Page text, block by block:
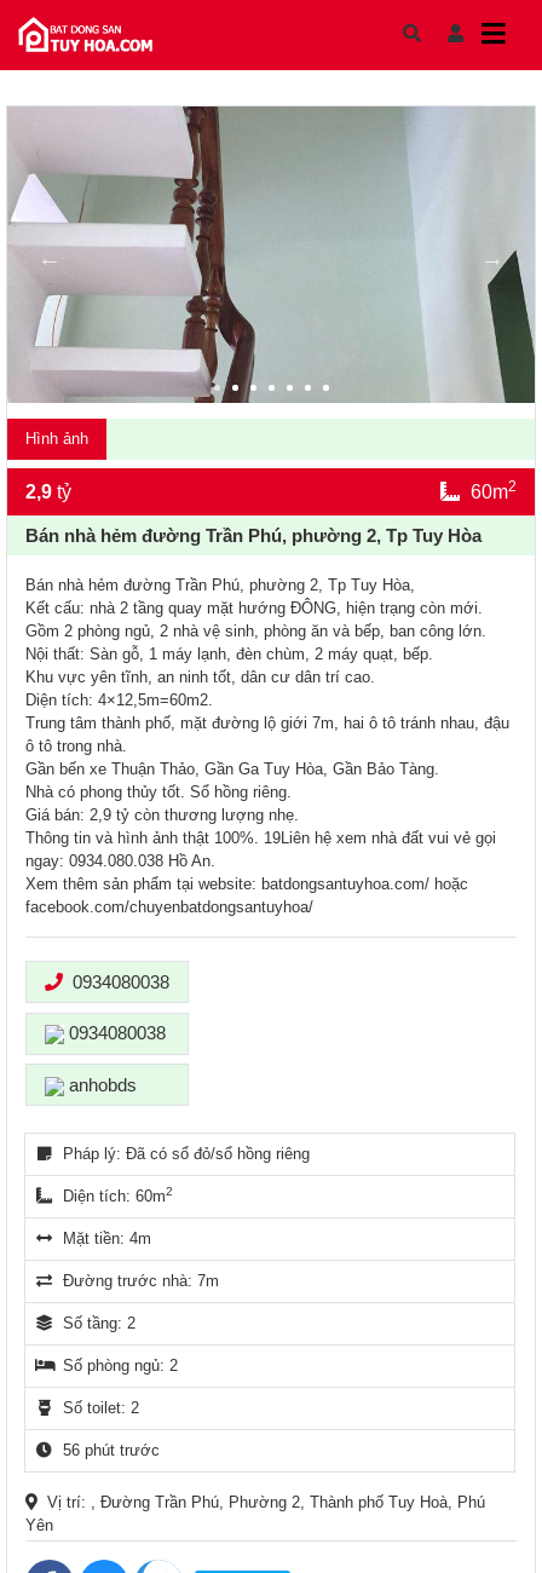
Hình ảnh
2,9 tỷ 60m2
Bán nhà hẻm đường Trần Phú, phường 2, Tp Tuy Hòa
Bán nhà hẻm đường Trần Phú, phường 2, Tp Tuy Hòa,
Kết cấu: nhà 2 tầng quay mặt hướng ĐÔNG, hiện trạng còn mới.
Gồm 2 phòng ngủ, 2 nhà vệ sinh, phòng ăn và bếp, ban công lớn.
Nội thất: Sàn gỗ, 1 máy lạnh, đèn chùm, 2 máy quạt, bếp.
Khu vực yên tĩnh, an ninh tốt, dân cư dân trí cao.
Diện tích: 4×12,5m=60m2.
Trung tâm thành phố, mặt đường lộ giới 7m, hai ô tô tránh nhau, đậu
ô tô trong nhà.
Gần bến xe Thuận Thảo, Gần Ga Tuy Hòa, Gần Bảo Tàng.
Nhà có phong thủy tốt. Sổ hồng riêng.
Giá bán: 2,9 tỷ còn thương lượng nhẹ.
Thông tin và hình ảnh thật 100%. 19Liên hệ xem nhà đất vui vẻ gọi
ngay: 0934.080.038 Hồ An.
Xem thêm sản phẩm tại website: batdongsantuyhoa.com/ hoặc
facebook.com/chuyenbatdongsantuyhoa/
0934080038
0934080038
anhobds
Pháp lý: Đã có sổ đỏ/sổ hồng riêng
Diện tích: 60m2
Mặt tiền: 4m
Đường trước nhà: 7m
Số tầng: 2
Số phòng ngủ: 2
Số toilet: 2
56 phút trước
Vị trí: , Đường Trần Phú, Phường 2, Thành phố Tuy Hoà, Phú
Yên